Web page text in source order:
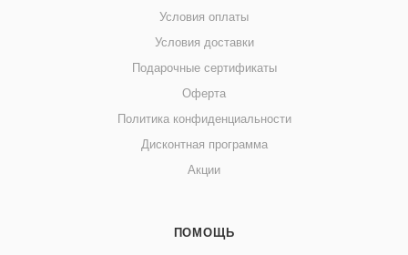
Условия оплаты
Условия доставки
Подарочные сертификаты
Оферта
Политика конфиденциальности
Дисконтная программа
Акции
ПОМОЩЬ